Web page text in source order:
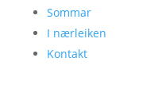
Sommar
I nærleiken
Kontakt